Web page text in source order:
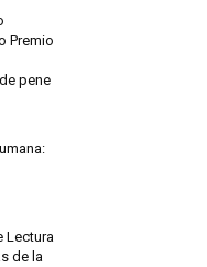
Premio
pene
Lectura
de la